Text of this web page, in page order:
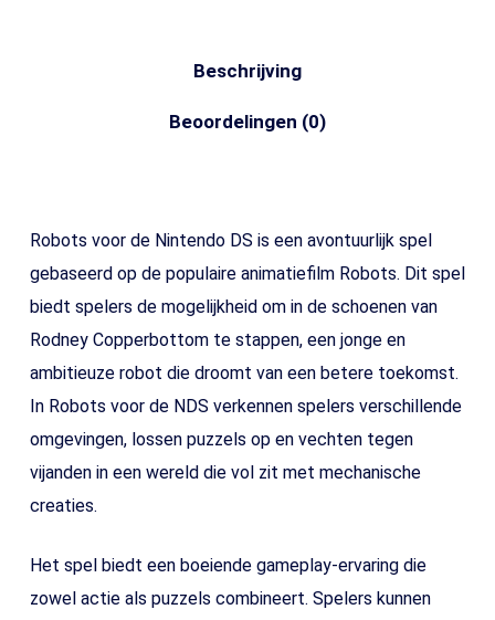
Beschrijving
Beoordelingen (0)
Robots voor de Nintendo DS is een avontuurlijk spel
gebaseerd op de populaire animatiefilm Robots. Dit spel
biedt spelers de mogelijkheid om in de schoenen van
Rodney Copperbottom te stappen, een jonge en
ambitieuze robot die droomt van een betere toekomst.
In Robots voor de NDS verkennen spelers verschillende
omgevingen, lossen puzzels op en vechten tegen
vijanden in een wereld die vol zit met mechanische
creaties.
Het spel biedt een boeiende gameplay-ervaring die
zowel actie als puzzels combineert. Spelers kunnen